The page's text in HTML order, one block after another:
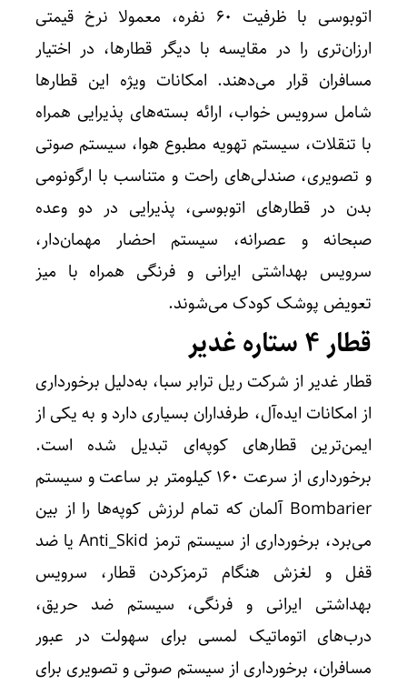
اتوبوسی با ظرفیت ۶۰ نفره، معمولا نرخ قیمتی
ارزان‌تری را در مقایسه با دیگر قطارها، در اختیار
مسافران قرار می‌دهند. امکانات ویژه این قطارها
شامل سرویس خواب، ارائه بسته‌های پذیرایی همراه
با تنقلات، سیستم تهویه مطبوع هوا، سیستم صوتی‌
و تصویری، صندلی‌های راحت و متناسب با ارگونومی
بدن در قطارهای اتوبوسی، پذیرایی در دو وعده
صبحانه و عصرانه، سیستم احضار مهمان‌دار،
سرویس بهداشتی ایرانی و فرنگی همراه با میز
تعویض پوشک کودک می‌شوند.
قطار ۴ ستاره غدیر
قطار غدیر از شرکت ریل ترابر سبا، به‌دلیل برخورداری
از امکانات ایده‌آل، طرفداران بسیاری دارد و به یکی از
ایمن‌ترین قطارهای کوپه‌ای تبدیل شده است.
برخورداری از سرعت ۱۶۰ کیلومتر بر ساعت و سیستم
Bombarier آلمان که تمام لرزش کوپه‌ها را از بین
می‌برد، برخورداری از سیستم ترمز Anti_Skid یا ضد
قفل و لغزش هنگام ترمزکردن قطار، سرویس
بهداشتی ایرانی و فرنگی، سیستم ضد حریق،
درب‌های اتوماتیک لمسی برای سهولت در عبور
مسافران، برخورداری از سیستم صوتی ‌و تصویری برای